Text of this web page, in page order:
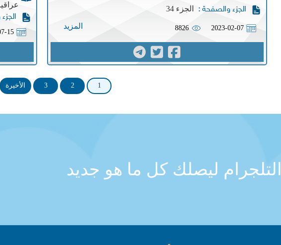
الجزء والصفحة : الجزء 34
2023-02-07
8826 المزيد
15
1
2
3 الأخيرة
ليصلك كل ما هو جديد